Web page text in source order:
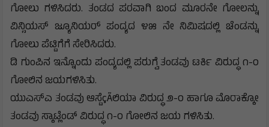
ಗೋಲು ಗಳಿಸಿದರು. ತಂಡದ ಪರವಾಗಿ ಬಂದ ಮೂರನೇ ಗೋಲನ್ನು
ವಿನ್ಸಿಯಸ್ ಜ್ಯೂನಿಯರ್ ಪಂದ್ಯದ ೪೫ ನೇ ನಿಮಿಷದಲ್ಲಿ ಚೆಂಡನ್ನು
ಗೋಲು ಪೆಟ್ಟಿಗೆಗೆ ಸೇರಿಸಿದರು.
ಡಿ ಗುಂಪಿನ ಇನ್ನೊಂದು ಪಂದ್ಯದಲ್ಲಿ ಪರುಗ್ವೆ ತಂಡವು ಟರ್ಕಿ ವಿರುದ್ಧ ೧-೦
ಗೋಲಿನ ಜಯಗಳಿಸಿತು.
ಯುಎಸ್‌ಎ ತಂಡವು ಆಸ್ಟೆçÃಲಿಯಾ ವಿರುದ್ಧ ೨-೦ ಹಾಗೂ ಮೊರಾಕ್ಕೋ
ತಂಡವು ಸ್ಕಾಟ್ಲೆಂಡ್ ವಿರುದ್ಧ ೧-೦ ಗೋಲಿನ ಜಯ ಗಳಿಸಿತು.